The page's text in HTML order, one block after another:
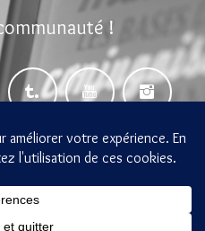
!
Tous droits réservés